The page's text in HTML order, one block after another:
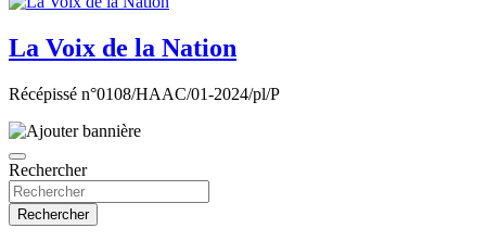
La Voix de la Nation
Récépissé n°0108/HAAC/01-2024/pl/P
Rechercher
Rechercher